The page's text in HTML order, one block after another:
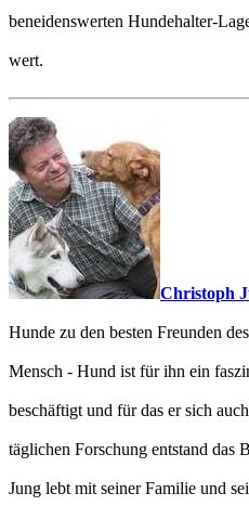
beneidenswerten Hundehalter-
wert.
Christoph
Hunde zu den besten Freunden
Mensch - Hund ist für ihn ein
beschäftigt und für das er sich
täglichen Forschung entstand das
Jung lebt mit seiner Familie und